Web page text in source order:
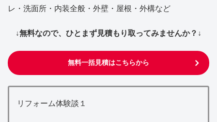
レ・洗面所・内装全般・外壁・屋根・外構など
↓無料なので、ひとまず見積もり取ってみませんか？↓
無料一括見積はこちらから
リフォーム体験談１